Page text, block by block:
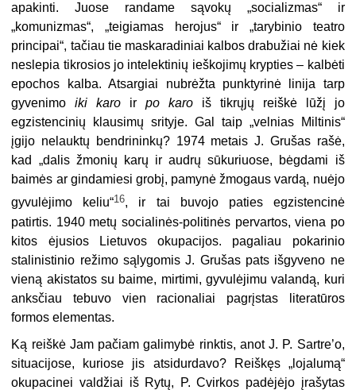
apakinti. Juose randame sąvokų „socializmas“ ir
„komunizmas“, „teigiamas herojus“ ir „tarybinio teatro
principai“, tačiau tie maskaradiniai kalbos drabužiai nė kiek
neslepia tikrosios jo intelektinių ieškojimų krypties – kalbėti
epochos kalba. Atsar­giai nubrėžta punktyrinė linija tarp
gyvenimoiki karo ir po karo iš tikrųjų reiškė lūžį jo
egzistencinių klausimų srityje. Gal taip „velnias Miltinis“
įgijo nelauktų bendrininkų? 1974 metais J. Grušas rašė,
kad „dalis žmonių karų ir audrų sūku­riuose, bėgdami iš
baimės ar gindamiesi grobį, pamynė žmogaus vardą, nuėjo
gyvulėjimo keliu“16, ir tai buvojo paties egzistencinė
patirtis. 1940 metų socialinės-politinės pervartos, viena po
kitos ėjusios Lietuvos oku­pacijos. pagaliau pokarinio
stalinistinio režimo sąlygomis J. Grušas pats išgyveno ne
vieną akistatos su baime, mirtimi, gyvulėjimu valandą, kuri
anksčiau tebuvo vien racionaliai pagrįstas literatūros
formos elementas.
Ką reiškė Jam pačiam galimybė rinktis, anot J. P. Sartre’o,
situacijose, kuriose jis atsidurdavo? Reiškęs „lojalumą“
okupacinei valdžiai iš Rytų, P. Cvirkos padėjėjo įrašytas